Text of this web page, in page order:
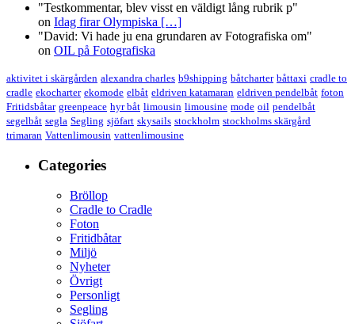
"Testkommentar, blev visst en väldigt lång rubrik p"
on Idag firar Olympiska […]
"David: Vi hade ju ena grundaren av Fotografiska om"
on OIL på Fotografiska
aktivitet i skärgården alexandra charles b9shipping båtcharter båttaxi cradle to
cradle ekocharter ekomode elbåt eldriven katamaran eldriven pendelbåt foton
Fritidsbåtar greenpeace hyr båt limousin limousine mode oil pendelbåt
segelbåt segla Segling sjöfart skysails stockholm stockholms skärgård
trimaran Vattenlimousin vattenlimousine
Categories
Bröllop
Cradle to Cradle
Foton
Fritidbåtar
Miljö
Nyheter
Övrigt
Personligt
Segling